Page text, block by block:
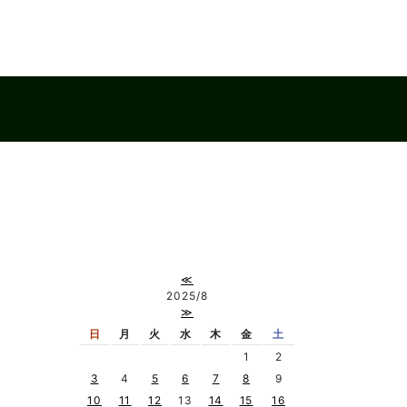
≪
2025/8
≫
日
月 火 水 木 金
土
1
2
3
4 5 6 7 8
9
10
11 12 13 14 15 16